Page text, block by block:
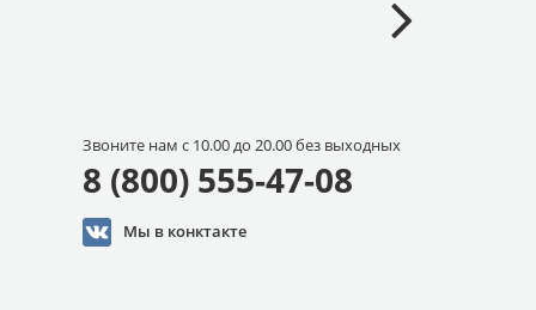
Звоните нам с 10.00 до 20.00 без выходных
8 (800) 555-47-08
Мы в конктакте